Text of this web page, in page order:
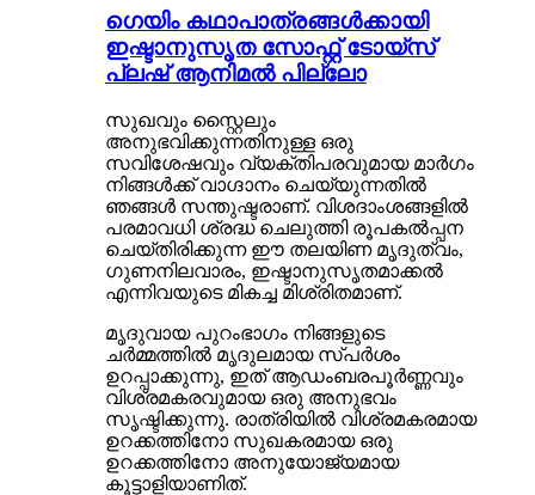
ഗെയിം കഥാപാത്രങ്ങൾക്കായി
ഇഷ്ടാനുസൃത സോഫ്റ്റ് ടോയ്‌സ്
പ്ലഷ് ആനിമൽ പില്ലോ
സുഖവും സ്റ്റൈലും
അനുഭവിക്കുന്നതിനുള്ള ഒരു
സവിശേഷവും വ്യക്തിപരവുമായ മാർഗം
നിങ്ങൾക്ക് വാഗ്ദാനം ചെയ്യുന്നതിൽ
ഞങ്ങൾ സന്തുഷ്ടരാണ്. വിശദാംശങ്ങളിൽ
പരമാവധി ശ്രദ്ധ ചെലുത്തി രൂപകൽപ്പന
ചെയ്‌തിരിക്കുന്ന ഈ തലയിണ മൃദുത്വം,
ഗുണനിലവാരം, ഇഷ്ടാനുസൃതമാക്കൽ
എന്നിവയുടെ മികച്ച മിശ്രിതമാണ്.
മൃദുവായ പുറംഭാഗം നിങ്ങളുടെ
ചർമ്മത്തിൽ മൃദുലമായ സ്പർശം
ഉറപ്പാക്കുന്നു, ഇത് ആഡംബരപൂർണ്ണവും
വിശ്രമകരവുമായ ഒരു അനുഭവം
സൃഷ്ടിക്കുന്നു. രാത്രിയിൽ വിശ്രമകരമായ
ഉറക്കത്തിനോ സുഖകരമായ ഒരു
ഉറക്കത്തിനോ അനുയോജ്യമായ
കൂട്ടാളിയാണിത്.